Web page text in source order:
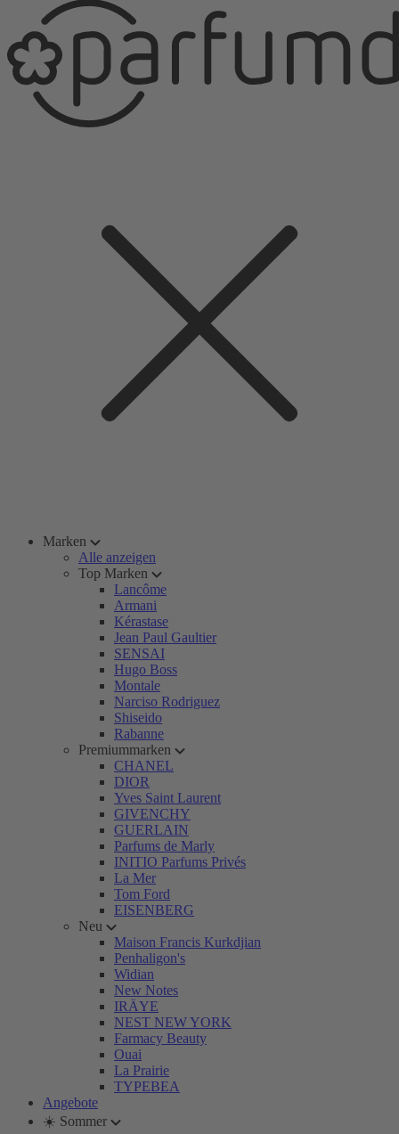
Marken
Alle anzeigen
Top Marken
Lancôme
Armani
Kérastase
Jean Paul Gaultier
SENSAI
Hugo Boss
Montale
Narciso Rodriguez
Shiseido
Rabanne
Premiummarken
CHANEL
DIOR
Yves Saint Laurent
GIVENCHY
GUERLAIN
Parfums de Marly
INITIO Parfums Privés
La Mer
Tom Ford
EISENBERG
Neu
Maison Francis Kurkdjian
Penhaligon's
Widian
New Notes
IRÄYE
NEST NEW YORK
Farmacy Beauty
Ouai
La Prairie
TYPEBEA
Angebote
☀️ Sommer